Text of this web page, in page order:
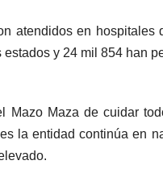
atendidos en hospitales
y 24 mil 854 han
Mazo Maza de cuidar
la entidad continúa en